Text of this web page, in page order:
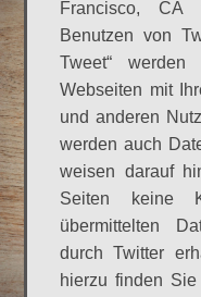
Francisco,
Benutzen von
Tweet“
Webseiten mit
und anderen
werden auch
weisen darauf
Seiten keine
übermittelten
durch Twitter
hierzu finden